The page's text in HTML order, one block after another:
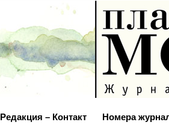
Редакция – Контакт Номера